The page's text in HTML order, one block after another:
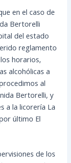
en el caso de
Bertorelli
del estado
reglamento
horarios,
alcohólicas a
al
Bertorelli, y
a la licorería La
último El
de los